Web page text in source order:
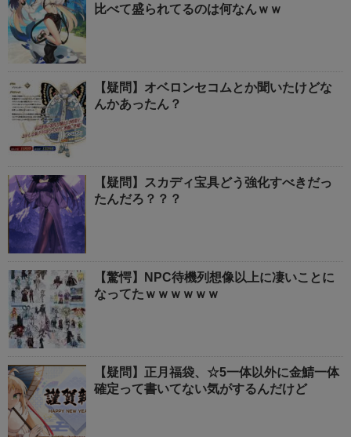
比べて盛られてるのは何なんｗｗ
【疑問】オベロンセコムとか聞いたけどな
んかあったん？
【疑問】スカディ宝具どう強化すべきだっ
たんだろ？？？
【驚愕】NPC待機列想像以上に凄いことに
なってたｗｗｗｗｗｗ
【疑問】正月福袋、☆5一体以外に金鯖一体
確定って書いてない気がするんだけど